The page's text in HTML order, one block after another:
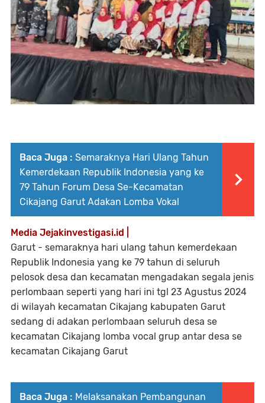
Baca Juga : Semaraknya Hari Ulang Tahun
Kemerdekaan Republik Indonesia yang ke
79 Tahun Forum Desa Se-Kecamatan
Cikajang Garut Adakan Lomba Vokal
Media Jejakinvestigasi.id |
Garut - semaraknya hari ulang tahun kemerdekaan
Republik Indonesia yang ke 79 tahun di seluruh
pelosok desa dan kecamatan mengadakan segala jenis
perlombaan seperti yang hari ini tgl 23 Agustus 2024
di wilayah kecamatan Cikajang kabupaten Garut
sedang di adakan perlombaan seluruh desa se
kecamatan Cikajang lomba vocal grup antar desa se
kecamatan Cikajang Garut
Baca Juga : Melaksanakan Pembangunan